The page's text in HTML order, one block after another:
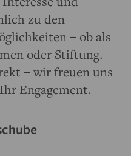
zu den
– ob als
oder Stiftung.
– wir freuen uns
Engagement.